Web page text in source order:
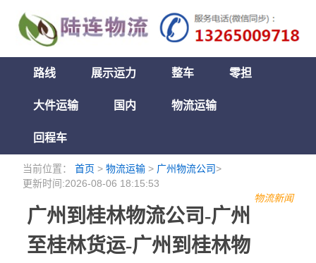
路线 展示运力 整车 零担
大件运输 国内 物流运输
回程车
当前位置：首页 >物流运输 > 广州物流公司>
更新时间:2026-08-06 18:15:53
物流新闻
广州到桂林物流公司-广州
至桂林货运-广州到桂林物